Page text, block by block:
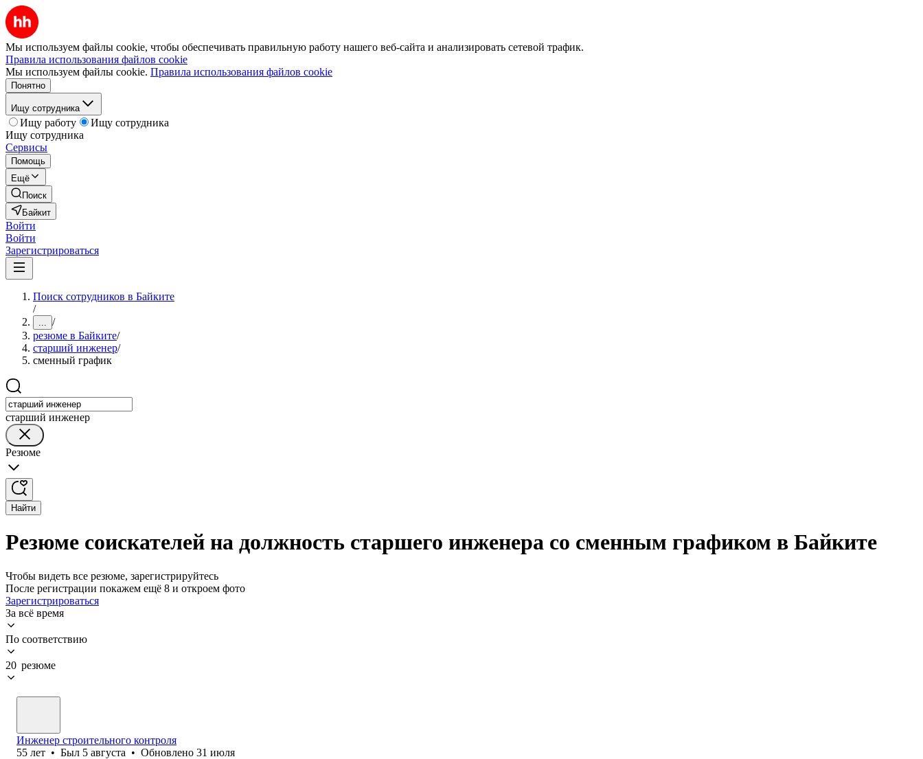
Мы используем файлы cookie, чтобы обеспечивать правильную работу нашего веб-сайта и анализировать сетевой трафик.
Правила использования файлов cookie
Мы используем файлы cookie. Правила использования файлов cookie
Понятно
Ищу сотрудника
Ищу работу
Ищу сотрудника
Ищу сотрудника
Сервисы
Помощь
Ещё
Поиск
Байкит
Войти
Войти
Зарегистрироваться
Поиск сотрудников в Байките
/
... /
резюме в Байките/
старший инженер/
сменный график
старший инженер
Резюме
Найти
Резюме соискателей на должность старшего инженера со сменным графиком в Байките
Чтобы видеть все резюме, зарегистрируйтесь
После регистрации покажем ещё 8 и откроем фото
Зарегистрироваться
За всё время
По соответствию
20 резюме
Инженер строительного контроля
55 лет • Был 5 августа • Обновлено 31 июля